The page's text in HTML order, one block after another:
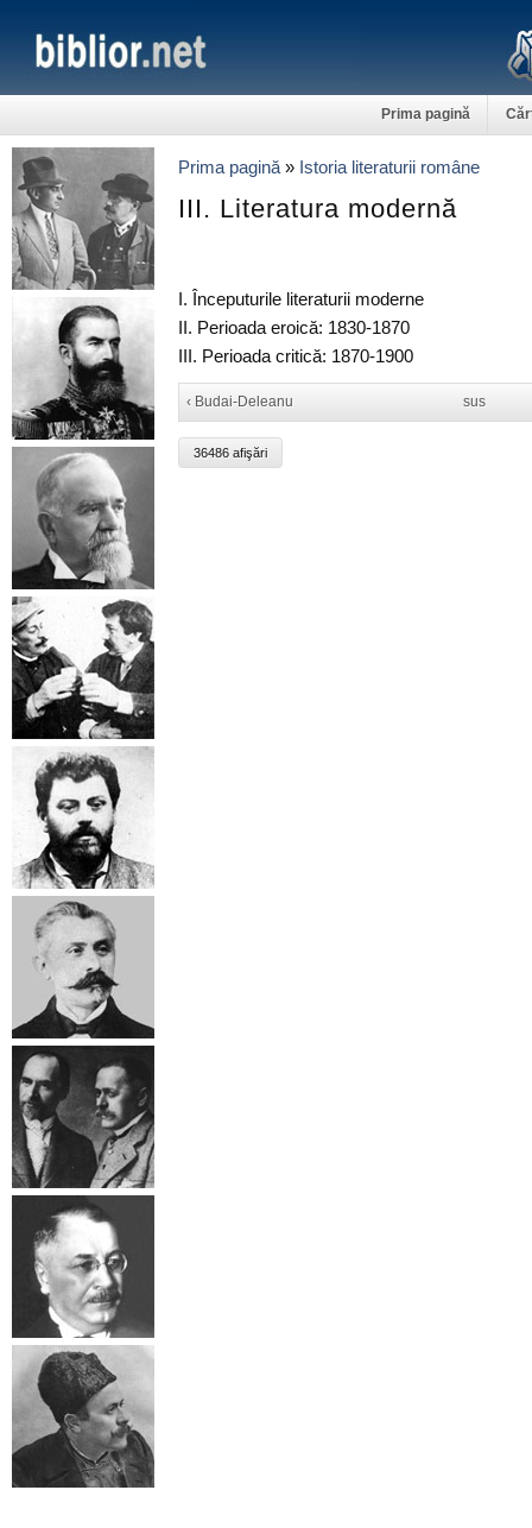
Prima pagină
Prima pagină » Istoria literaturii române
III. Literatura modernă
I. Începuturile literaturii moderne
II. Perioada eroică: 1830-1870
III. Perioada critică: 1870-1900
‹ Budai-Deleanu sus
36486 afişări